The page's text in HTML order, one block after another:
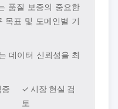
품질 보증의 중요한
목표 및 도메인별 기
데이터 신뢰성을 최
✓ 시장 현실 검
토